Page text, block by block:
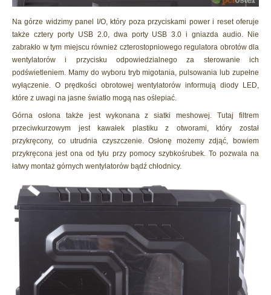
Na górze widzimy panel I/O, który poza przyciskami power i reset oferuje
także cztery porty USB 2.0, dwa porty USB 3.0 i gniazda audio. Nie
zabrakło w tym miejscu również czterostopniowego regulatora obrotów dla
wentylatorów i przycisku odpowiedzialnego za sterowanie ich
podświetleniem. Mamy do wyboru tryb migotania, pulsowania lub zupełne
wyłączenie. O prędkości obrotowej wentylatorów informują diody LED,
które z uwagi na jasne światło mogą nas oślepiać.
Górna osłona także jest wykonana z siatki meshowej. Tutaj filtrem
przeciwkurzowym jest kawałek plastiku z otworami, który został
przykręcony, co utrudnia czyszczenie. Osłonę możemy zdjąć, bowiem
przykręcona jest ona od tyłu przy pomocy szybkośrubek. To pozwala na
łatwy montaż górnych wentylatorów bądź chłodnicy.